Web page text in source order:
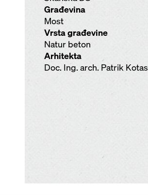
Građevina
Most
Vrsta građevine
Natur beton
Arhitekta
Doc. Ing. arch. Patrik Kotas